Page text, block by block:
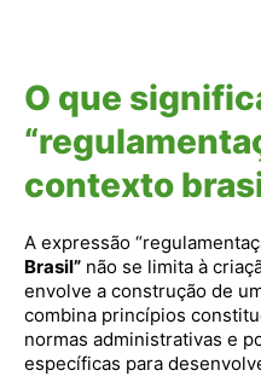
O que
contexto
A expressão
Brasil” não se limita à
envolve a construção de
combina princípios
normas administrativas e
específicas para